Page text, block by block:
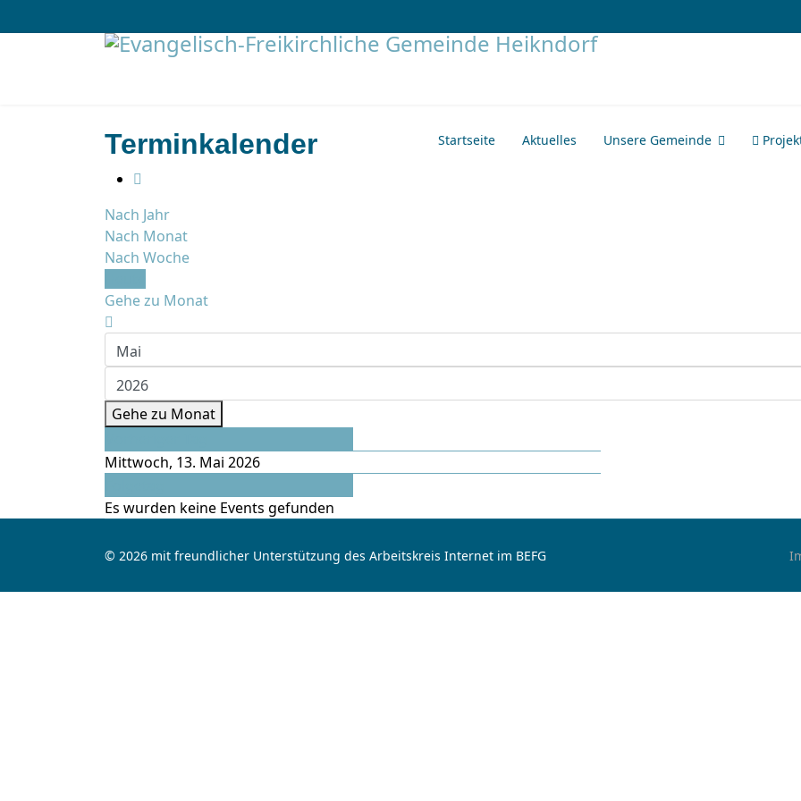
Startseite Aktuelles Unsere Gemeinde
Terminkalender
Nach Jahr
Nach Monat
Nach Woche
Gehe zu Monat
Gehe zu Monat
Mittwoch, 13. Mai 2026
Es wurden keine Events gefunden
© 2026 mit freundlicher Unterstützung des Arbeitskreis Internet im BEFG